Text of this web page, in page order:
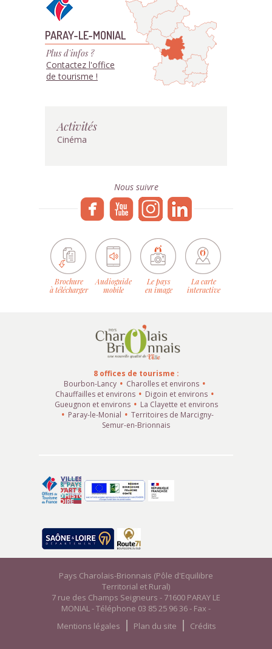
PARAY-LE-MONIAL
Plus d'infos ?
Contactez l'office
de tourisme !
Activités
Cinéma
Nous suivre
Brochure
à télécharger
Audioguide
mobile
Le pays
en image
La carte
interactive
8 offices de tourisme :
Bourbon-Lancy
Charolles et environs
Chauffailles et environs
Digoin et environs
Gueugnon et environs
La Clayette et environs
Paray-le-Monial
Territoires de Marcigny-
Semur-en-Brionnais
Pays Charolais-Brionnais (Pôle d'Equilibre
Territorial et Rural)
7 rue des Champs Seigneurs - 71600 PARAY LE
MONIAL - Téléphone 03 85 25 96 36 - Fax -
Mentions légales
Plan du site Crédits